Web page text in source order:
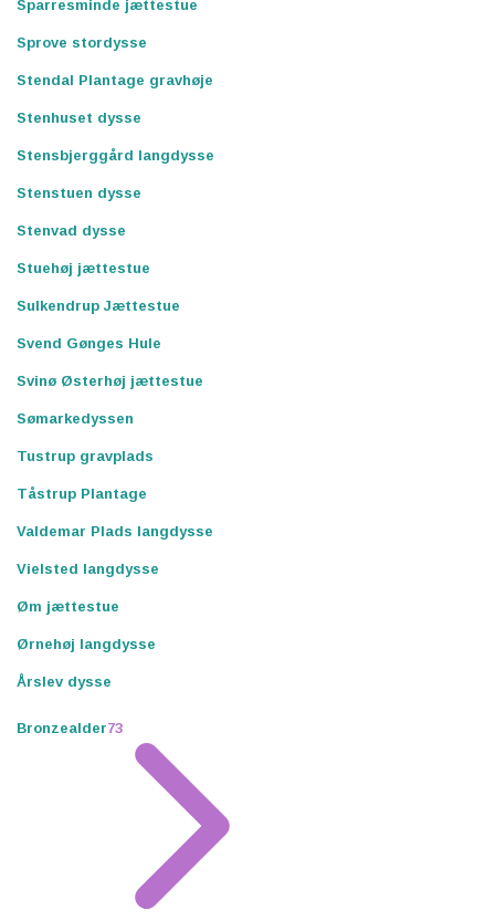
Sparresminde jættestue
Sprove stordysse
Stendal Plantage gravhøje
Stenhuset dysse
Stensbjerggård langdysse
Stenstuen dysse
Stenvad dysse
Stuehøj jættestue
Sulkendrup Jættestue
Svend Gønges Hule
Svinø Østerhøj jættestue
Sømarkedyssen
Tustrup gravplads
Tåstrup Plantage
Valdemar Plads langdysse
Vielsted langdysse
Øm jættestue
Ørnehøj langdysse
Årslev dysse
Bronzealder73